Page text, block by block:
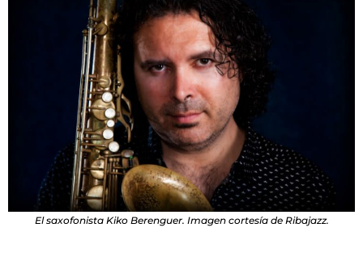
El saxofonista Kiko Berenguer. Imagen cortesía de Ribajazz.